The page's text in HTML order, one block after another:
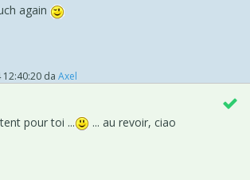
again
12:40:20 da Axel
pour toi ...
... au revoir, ciao